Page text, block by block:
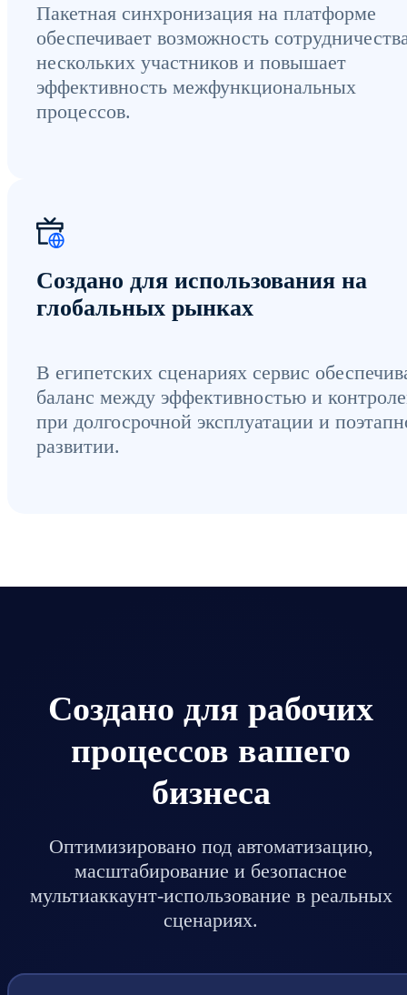
Пакетная синхронизация на платформе
обеспечивает возможность
нескольких участников и повышает
эффективность межфункциональных
процессов.
Создано для использования на
глобальных рынках
В египетских сценариях сервис
баланс между эффективностью и
при долгосрочной эксплуатации и
развитии.
Создано для рабочих
процессов вашего
бизнеса
Оптимизировано под автоматизацию,
масштабирование и безопасное
мультиаккаунт-использование в реальных
сценариях.